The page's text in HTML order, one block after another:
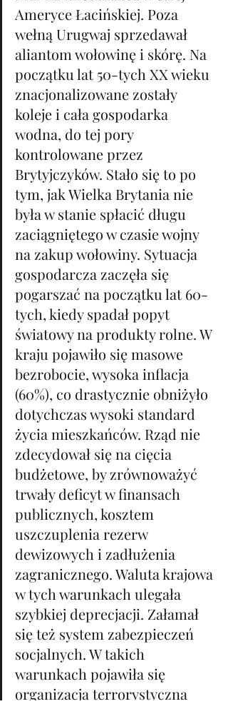
Ameryce Łacińskiej. Poza
wełną Urugwaj sprzedawał
aliantom wołowinę i skórę. Na
początku lat 50-tych XX wieku
znacjonalizowane zostały
koleje i cała gospodarka
wodna, do tej pory
kontrolowane przez
Brytyjczyków. Stało się to po
tym, jak Wielka Brytania nie
była w stanie spłacić długu
zaciągniętego w czasie wojny
na zakup wołowiny. Sytuacja
gospodarcza zaczęła się
pogarszać na początku lat 60-
tych, kiedy spadał popyt
światowy na produkty rolne. W
kraju pojawiło się masowe
bezrobocie, wysoka inflacja
(60%), co drastycznie obniżyło
dotychczas wysoki standard
życia mieszkańców. Rząd nie
zdecydował się na cięcia
budżetowe, by zrównoważyć
trwały deficyt w finansach
publicznych, kosztem
uszczuplenia rezerw
dewizowych i zadłużenia
zagranicznego. Waluta krajowa
w tych warunkach ulegała
szybkiej deprecjacji. Załamał
się też system zabezpieczeń
socjalnych. W takich
warunkach pojawiła się
organizacja terrorystyczna